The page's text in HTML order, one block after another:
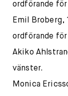
ordförande
Emil Broberg,
ordförande
Akiko
vänster.
Monica